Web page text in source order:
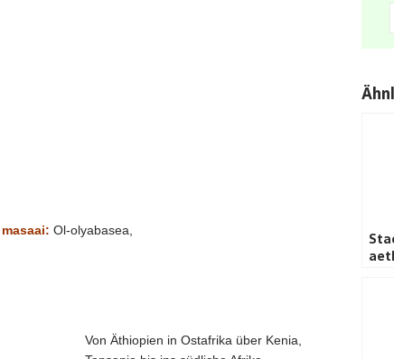
masaai: Ol-olyabasea,
Von Äthiopien in Ostafrika über Kenia,